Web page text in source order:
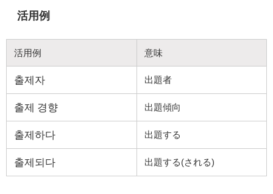
活用例
活用例 意味
출제자 出題者
출제 경향 出題傾向
출제하다 出題する
출제되다 出題する(される)